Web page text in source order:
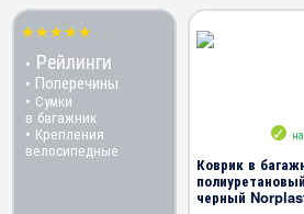
★★★★★
• Рейлинги
• Поперечины
• Сумки
в багажник
• Крепления
велосипедные
Коврик в
полиуретановый
черный